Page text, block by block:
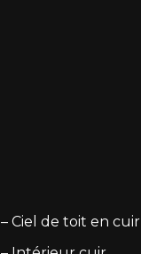
– Ciel de toit en cuir